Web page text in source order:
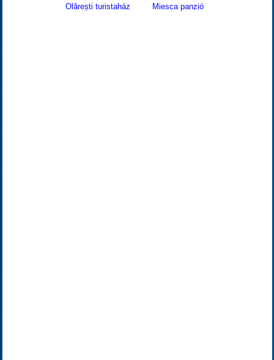
Olărești turistaház Miesca panzió